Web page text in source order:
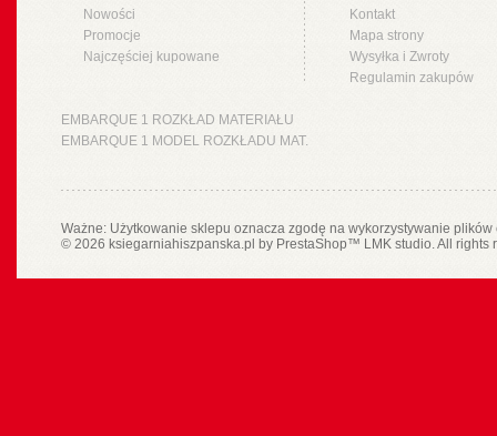
Nowości
Promocje
Najczęściej kupowane
Kontakt
Mapa strony
Wysyłka i Zwroty
Regulamin zakupów
EMBARQUE 1 ROZKŁAD MATERIAŁU
EMBARQUE 1 MODEL ROZKŁADU MAT.
Ważne: Użytkowanie sklepu oznacza zgodę na wykorzystywanie
© 2026 ksiegarniahiszpanska.pl by PrestaShop™ LMK studio. All rights